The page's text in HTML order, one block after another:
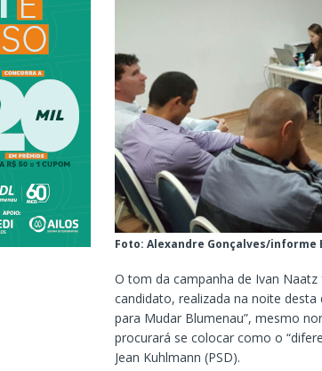
Foto: Alexandre Gonçalves/informe
O tom da campanha de Ivan
candidato, realizada na noite
para Mudar Blumenau”, mesmo
procurará se colocar como o
Jean Kuhlmann (PSD).